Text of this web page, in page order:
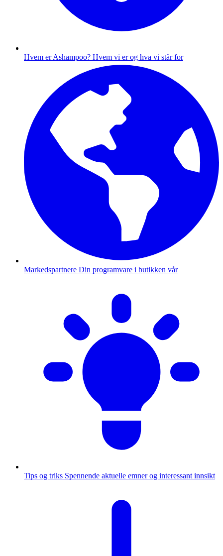
Hvem er Ashampoo? Hvem vi er og hva vi står for
Markedspartnere Din programvare i butikken vår
Tips og triks Spennende aktuelle emner og interessant innsikt